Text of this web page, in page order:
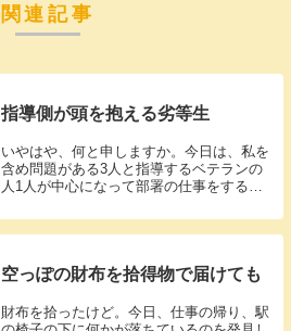
関連記事
指導側が頭を抱える劣等生
いやはや、何と申しますか。今日は、私を
含め問題がある3人と指導するベテランの
人1人が中心になって部署の仕事をするこ
空っぽの財布を拾得物で届けても
財布を拾ったけど。今日、仕事の帰り、駅